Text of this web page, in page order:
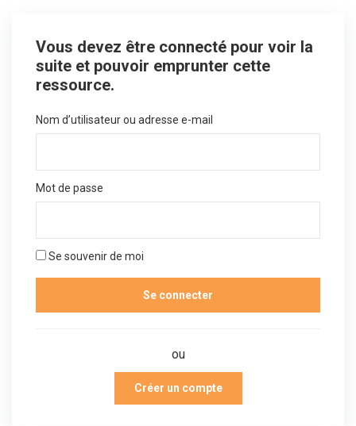
Vous devez être connecté pour voir la
suite et pouvoir emprunter cette
ressource.
Nom d’utilisateur ou adresse e-mail
Mot de passe
Se souvenir de moi
ou
Créer un compte